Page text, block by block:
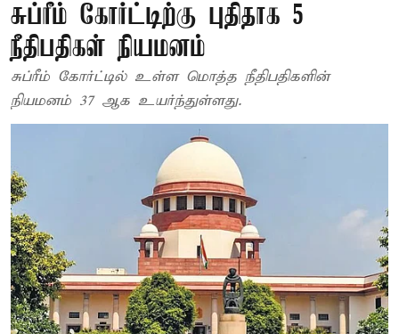
சுப்ரீம் கோர்ட்டிற்கு புதிதாக 5
நீதிபதிகள் நியமனம்
சுப்ரீம் கோர்ட்டில் உள்ள மொத்த நீதிபதிகளின்
நியமனம் 37 ஆக உயர்ந்துள்ளது.